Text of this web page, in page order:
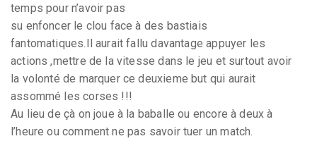
temps pour n’avoir pas
su enfoncer le clou face à des bastiais
fantomatiques.Il aurait fallu davantage appuyer les
actions ,mettre de la vitesse dans le jeu et surtout avoir
la volonté de marquer ce deuxieme but qui aurait
assommé les corses !!!
Au lieu de çà on joue à la baballe ou encore à deux à
l’heure ou comment ne pas savoir tuer un match.